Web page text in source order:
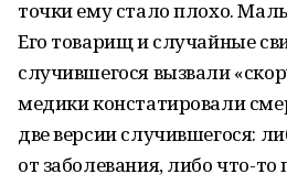
точки ему стало плохо.
Его товарищ и случайные
случившегося вызвали
медики констатировали
две версии случившегося:
от заболевания, либо что-